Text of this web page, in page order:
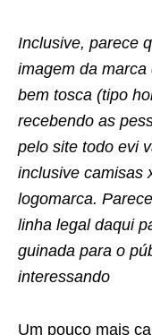
Inclusive, parece
imagem da
bem tosca (tipo
recebendo as
pelo site todo evi
inclusive camisas
logomarca.
linha legal daqui
guinada para o
interessando
Um pouco mais